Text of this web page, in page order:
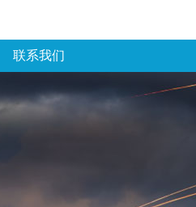
联系我们